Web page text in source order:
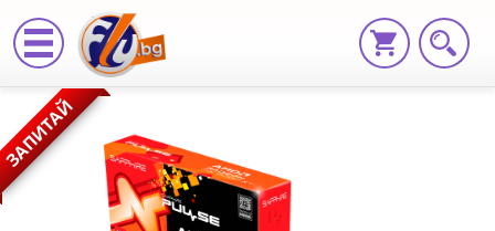
SAPPHIRE
PULSE
AMD
ЗАПИТАЙ